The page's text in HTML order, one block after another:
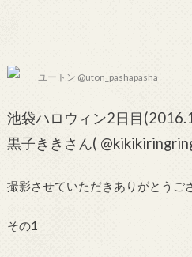
ユートン @uton_pashapasha
池袋ハロウィン2日目
黒子ききさん(
撮影させていただきありがとうご
その1